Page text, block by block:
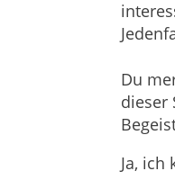
Du
dieser
Ja,